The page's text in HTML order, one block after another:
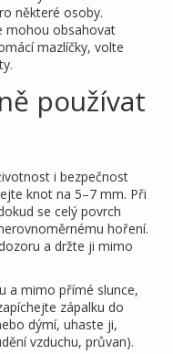
některé osoby.
mohou obsahovat
mazlíčky, volte
používat
i bezpečnost
knot na 5–7 mm. Při
se celý povrch
hoření.
a držte ji mimo
a mimo přímé slunce,
zápalku do
dýmí, uhaste ji,
vzduchu, průvan).